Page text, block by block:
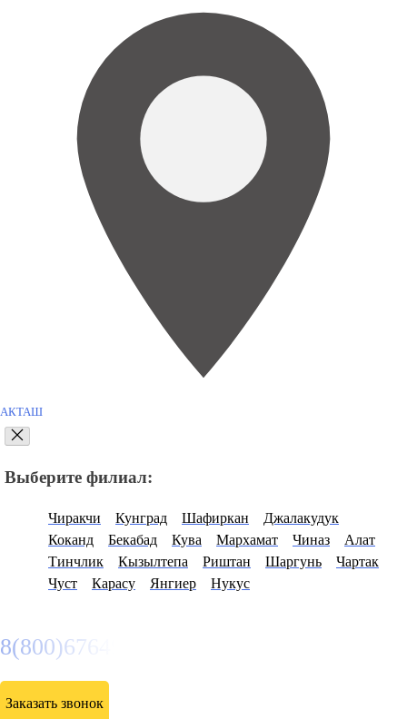
АКТАШ
Выберите филиал:
Чиракчи Кунград Шафиркан
Джалакудук
Коканд
Бекабад Кува Мархамат Чиназ
Алат
Тинчлик
Кызылтепа Риштан Шаргунь
Чартак
Чуст
Карасу Янгиер Нукус
8(800)6764935
Заказать звонок